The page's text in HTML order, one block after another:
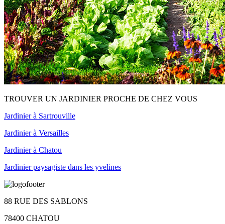
TROUVER UN JARDINIER PROCHE DE CHEZ VOUS
Jardinier à Sartrouville
Jardinier à Versailles
Jardinier à Chatou
Jardinier paysagiste dans les yvelines
88 RUE DES SABLONS
78400 CHATOU